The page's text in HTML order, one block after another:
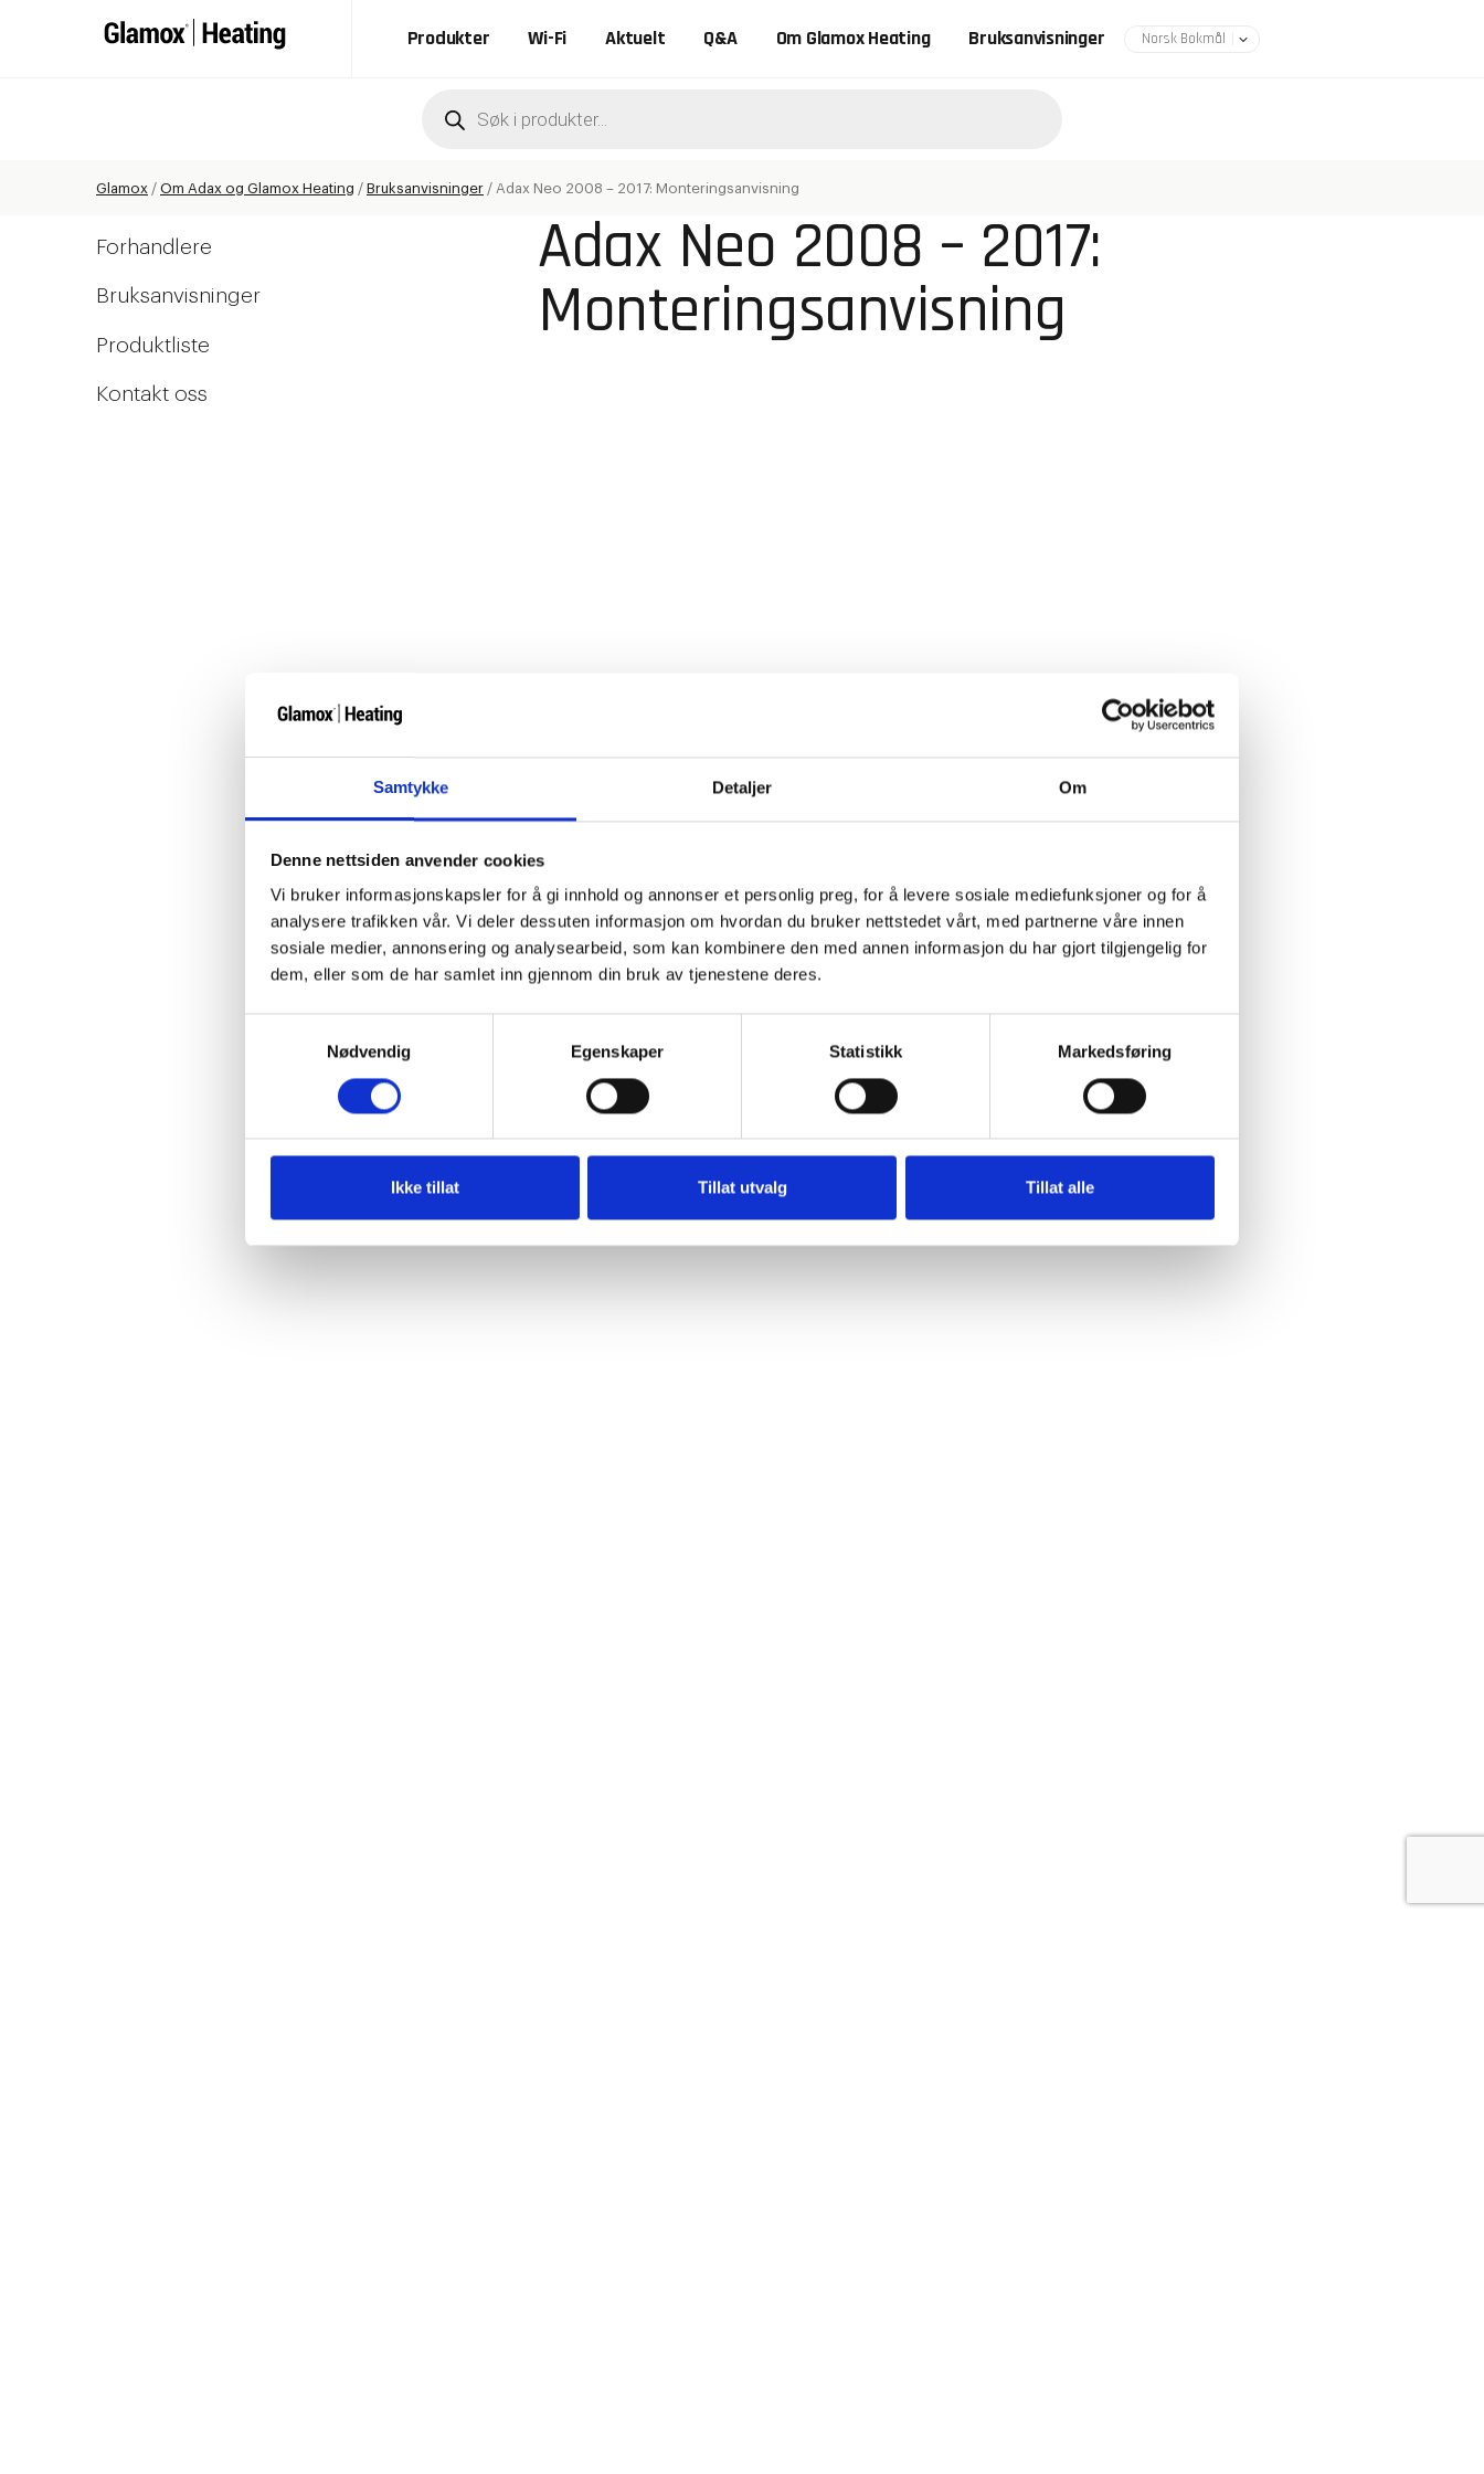
Samtykke Detaljer Om
Denne nettsiden anvender cookies
Vi bruker informasjonskapsler for å gi innhold og annonser et personlig preg, for å levere sosiale mediefunksjoner og for å
analysere trafikken vår. Vi deler dessuten informasjon om hvordan du bruker nettstedet vårt, med partnerne våre innen
sosiale medier, annonsering og analysearbeid, som kan kombinere den med annen informasjon du har gjort tilgjengelig for
dem, eller som de har samlet inn gjennom din bruk av tjenestene deres.
Nødvendig
Egenskaper Statistikk Markedsføring
Ikke tillat Tillat utvalg Tillat alle
Produkter Wi-Fi Aktuelt Q&A Om Glamox Heating Bruksanvisninger
search
Glamox / Om Adax og Glamox Heating / Bruksanvisninger / Adax Neo 2008 – 2017: Monteringsanvisning
Forhandlere
Bruksanvisninger
Produktliste
Kontakt oss
Adax Neo 2008 – 2017:
Monteringsanvisning